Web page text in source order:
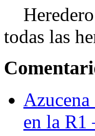
Heredero
todas las
en la R1